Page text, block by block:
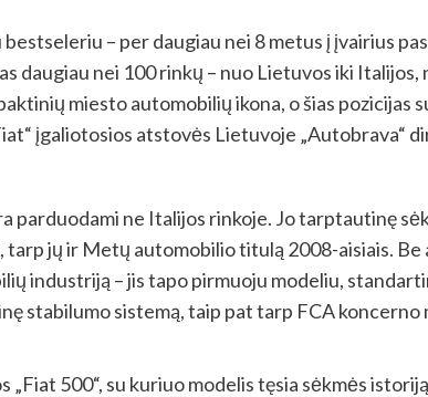
– per daugiau nei 8 metus į įvairius
daugiau nei 100 rinkų – nuo Lietuvos iki
miesto automobilių ikona, o šias
įgaliotosios atstovės Lietuvoje „Autobrava“
parduodami ne Italijos rinkoje. Jo tarptautinę
jų ir Metų automobilio titulą 2008-aisiais. Be
industriją – jis tapo pirmuoju modeliu,
stabilumo sistemą, taip pat tarp FCA koncerno
500“, su kuriuo modelis tęsia sėkmės